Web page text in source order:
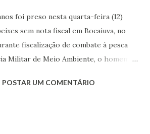
foi preso nesta quarta-feira (12)
sem nota fiscal em Bocaiuva, no
fiscalização de combate à pesca
Militar de Meio Ambiente, o homem
com a PM, os peixes estavam em um
POSTAR UM COMENTÁRIO